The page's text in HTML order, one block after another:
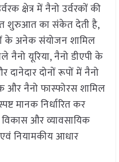
क्षेत्र में नैनो उर्वरकों की
शुरुआत का संकेत देती है,
के अनेक संयोजन शामिल
नैनो यूरिया, नैनो डीएपी के
दोनों रूपों में नैनो
और नैनो फास्फोरस शामिल
मानक निर्धारित कर
और व्यावसायिक
नियामकीय आधार